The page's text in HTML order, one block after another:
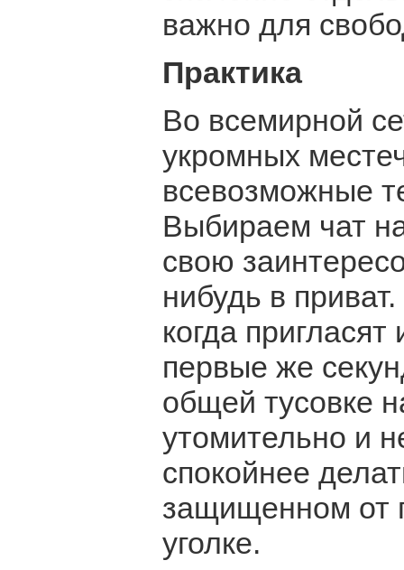
важно для
Практика
Во всемирной
укромных
всевозможные
Выбираем чат
свою
нибудь в
когда
первые же
общей тусовке
утомительно и
спокойнее
защищенном от
уголке.